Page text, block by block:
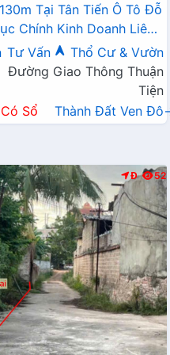
Tại Tân Tiến Ô Tô Đỗ
Chính Kinh Doanh Liên
Tư Vấn
Thổ Cư & Vườn
Đường Giao Thông Thuận
Tiện
Sổ Thành Đất Ven
Đ 52